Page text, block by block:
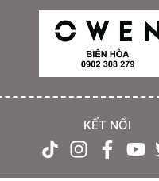
KẾT NỐI